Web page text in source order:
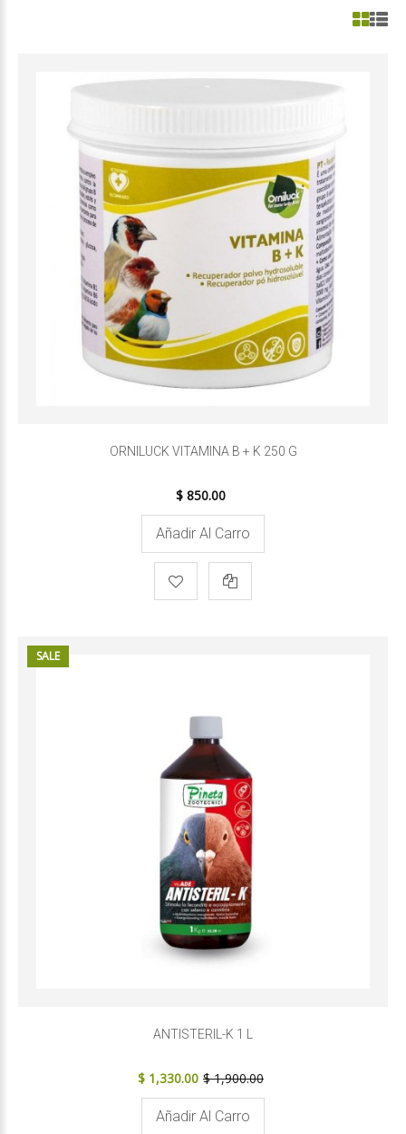
ORNILUCK VITAMINA B + K 250 G
$ 850.00
Añadir Al Carro
SALE
ANTISTERIL-K 1 L
$ 1,330.00 $ 1,900.00
Añadir Al Carro